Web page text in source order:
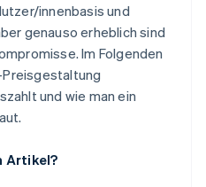
innenbasis und
genauso erheblich sind
Im Folgenden
Preisgestaltung
und wie man ein
Artikel?